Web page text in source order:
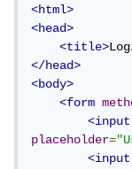
<html>
<head>
<title>
</head>
<body>
<form
<input
placeholder=
<input